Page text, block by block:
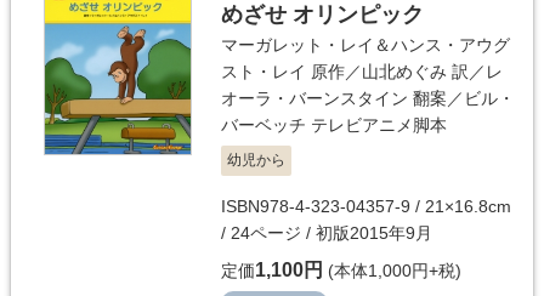
めざせ オリンピック
マーガレット・レイ＆ハンス・アウグ
スト・レイ 原作／山北めぐみ 訳／ レ
オーラ・バーンスタイン 翻案／ ビル・
バーベッチ テレビアニメ脚本
幼児から
ISBN978-4-323-04357-9 / 21×16.8cm
/ 24ページ / 初版2015年9月
定価1,100円 (本体1,000円+税)